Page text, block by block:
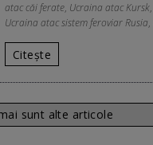
atac căi ferate, Ucraina atac Kursk,
Ucraina atac sistem feroviar Rusia,
Citește
sunt alte articole